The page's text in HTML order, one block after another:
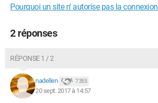
Pourquoi un site n' autorise pas la connexion
2 réponses
RÉPONSE 1 / 2
nadellen 7 355
20 sept. 2017 à 14:57